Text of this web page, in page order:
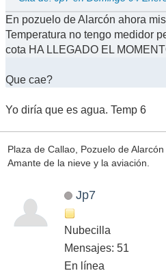
En pozuelo de Alarcón ahora
Temperatura no tengo medidor
cota HA LLEGADO EL
Que cae?
Yo diría que es agua. Temp 6
Plaza de Callao, Pozuelo de
Amante de la nieve y la aviación.
Jp7
Nubecilla
Mensajes: 51
En línea